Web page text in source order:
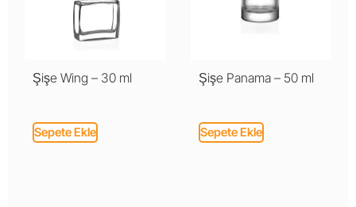
Şişe Wing – 30 ml
Sepete Ekle
Şişe Panama – 50 ml
Sepete Ekle